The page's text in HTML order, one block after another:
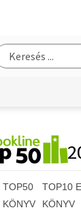
TOP50
KÖNYV
TOP10
KÖNYV